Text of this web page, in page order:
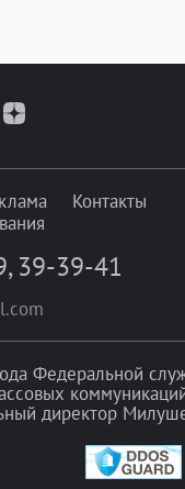
Контакты
, 39-39-41
Федеральной
директор